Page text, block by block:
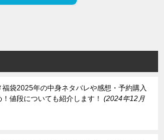
福袋2025年の中身ネタバレや感想・予約購入
値段についても紹介します！
2024年12月